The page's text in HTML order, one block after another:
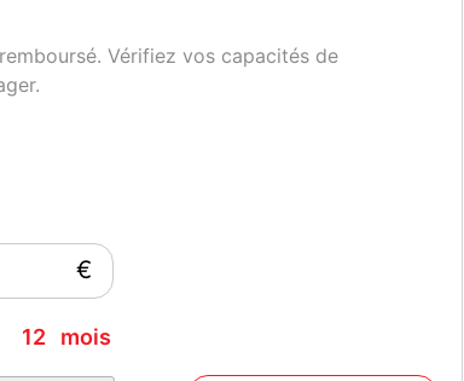
Vérifiez vos capacités de
€
12 mois